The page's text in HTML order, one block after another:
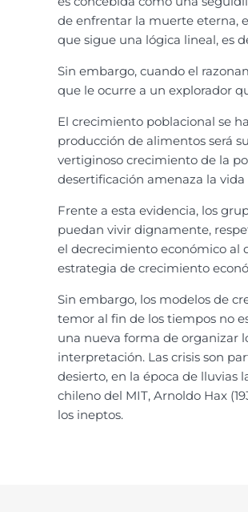
de enfrentar la muerte eterna,
que sigue una lógica lineal, es
Sin embargo, cuando el
que le ocurre a un explorador
El crecimiento poblacional se
producción de alimentos será
vertiginoso crecimiento de la
desertificación amenaza la vida
Frente a esta evidencia, los
puedan vivir dignamente,
el decrecimiento económico al
estrategia de crecimiento
Sin embargo, los modelos de
temor al fin de los tiempos no
una nueva forma de organizar
interpretación. Las crisis son
desierto, en la época de lluvias
chileno del MIT, Arnoldo Hax
los ineptos.